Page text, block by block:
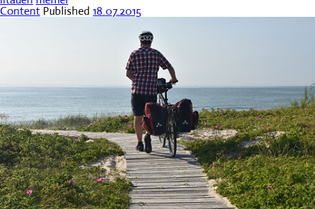
Content Published 18.07.2015